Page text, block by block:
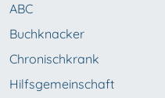
ABC
Buchknacker
Chronischkrank
Hilfsgemeinschaft